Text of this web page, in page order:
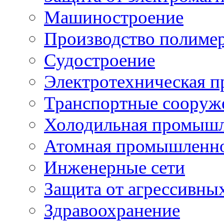
Машиностроение
Производство
Судостроение
Электротехническая
Транспортные
Холодильная
Атомная
Инженерные сети
Защита от
Здравоохранение